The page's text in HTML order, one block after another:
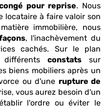
pour reprise. Nous
locataire à faire valoir son
immobilière, nous
, l'inachèvement du
cachés. Sur le plan
différents constats sur
biens mobiliers après un
ou d'une rupture de
vous aurez besoin d'un
l'ordre ou éviter le